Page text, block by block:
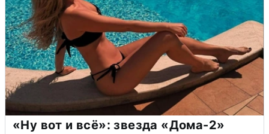
«Ну вот и всё»: звезда «Дома-2»